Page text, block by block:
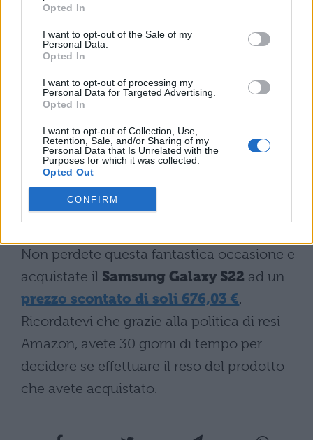
Opted In
I want to opt-out of the Sale of my
Personal Data.
Opted In
I want to opt-out of processing my
Personal Data for Targeted Advertising.
Opted In
I want to opt-out of Collection, Use,
Retention, Sale, and/or Sharing of my
Personal Data that Is Unrelated with the
Purposes for which it was collected.
Opted Out
CONFIRM
[affiliate_generic type=”button”
url=”https://www.amazon.it/Caricatore-
Cellulare-Smartphone-Fotocamere-
Versione/dp/B09R1TLG5T/” text=”Compralo
su Amazon”]
Non perdete questa fantastica occasione e
acquistate il Samsung Galaxy S22 ad un
prezzo scontato di soli 676,03 €.
Ricordatevi che grazie alla politica di resi
Amazon, avete 30 giorni di tempo per
decidere se effettuare il reso del prodotto
che avete acquistato.